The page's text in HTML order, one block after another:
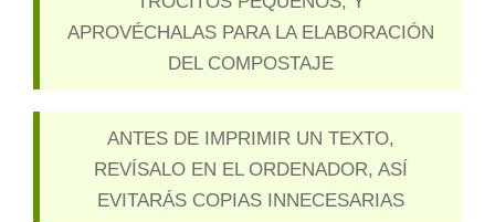
APROVÉCHALAS PARA LA ELABORACIÓN
DEL COMPOSTAJE
ANTES DE IMPRIMIR UN TEXTO,
REVÍSALO EN EL ORDENADOR, ASÍ
EVITARÁS COPIAS INNECESARIAS